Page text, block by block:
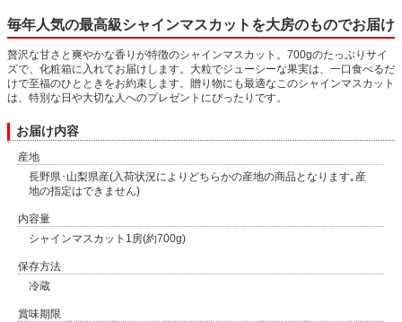
毎年人気の最高級シャインマスカットを大房のものでお届け
贅沢な甘さと爽やかな香りが特徴のシャインマスカット。700gのたっぷりサイ
ズで、化粧箱に入れてお届けします。大粒でジューシーな果実は、一口食べるだ
けで至福のひとときをお約束します。贈り物にも最適なこのシャインマスカット
は、特別な日や大切な人へのプレゼントにぴったりです。
お届け内容
産地
長野県･山梨県産(入荷状況によりどちらかの産地の商品となります｡産
地の指定はできません)
内容量
シャインマスカット1房(約700g)
保存方法
冷蔵
賞味期限